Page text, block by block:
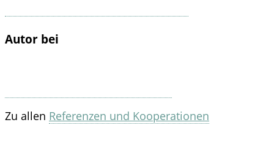
Autor bei
Zu allen Referenzen und Kooperationen